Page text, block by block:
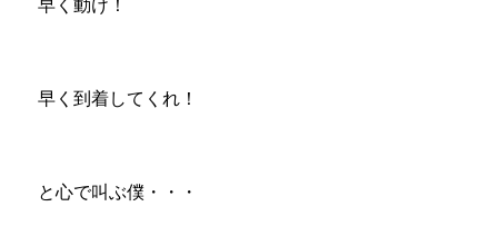
早く動け！
早く到着してくれ！
と心で叫ぶ僕・・・